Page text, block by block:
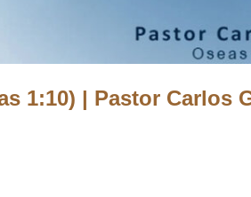
1:10) | Pastor Carlos